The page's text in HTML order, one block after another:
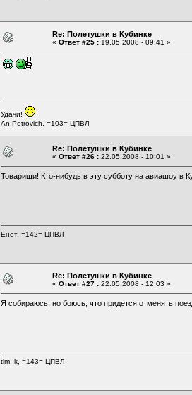
Re: Полетушки в Кубинке
« Ответ #25 : 19.05.2008 - 09:41 »
Удачи!
An.Petrovich, =103= ЦПВЛ
Re: Полетушки в Кубинке
« Ответ #26 : 22.05.2008 - 10:01 »
Товарищи! Кто-нибудь в эту субботу на авиашоу в
Енот, =142= ЦПВЛ
Re: Полетушки в Кубинке
« Ответ #27 : 22.05.2008 - 12:03 »
Я собираюсь, но боюсь, что придется отменять
tim_k, =143= ЦПВЛ